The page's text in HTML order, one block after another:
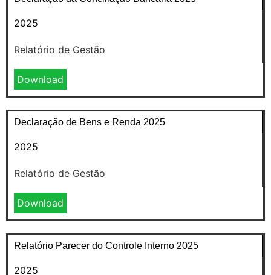
2025
Relatório de Gestão
Download
Declaração de Bens e Renda 2025
2025
Relatório de Gestão
Download
Relatório Parecer do Controle Interno 2025
2025